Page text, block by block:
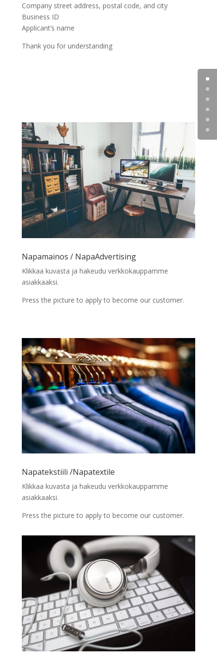
Company street address, postal code, and city
Business ID
Applicant’s name
Thank you for understanding
Napamainos / NapaAdvertising
Klikkaa kuvasta ja hakeudu verkkokauppamme
asiakkaaksi.
Press the picture to apply to become our customer.
Napatekstiili /Napatextile
Klikkaa kuvasta ja hakeudu verkkokauppamme
asiakkaaksi.
Press the picture to apply to become our customer.